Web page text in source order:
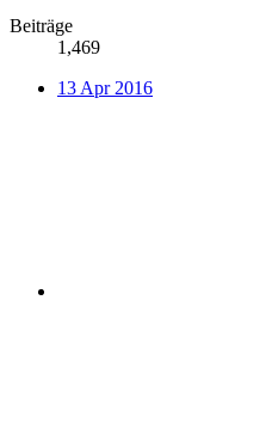
Beiträge
1,469
13 Apr 2016